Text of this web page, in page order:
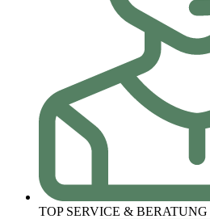
TOP SERVICE & BERATUNG